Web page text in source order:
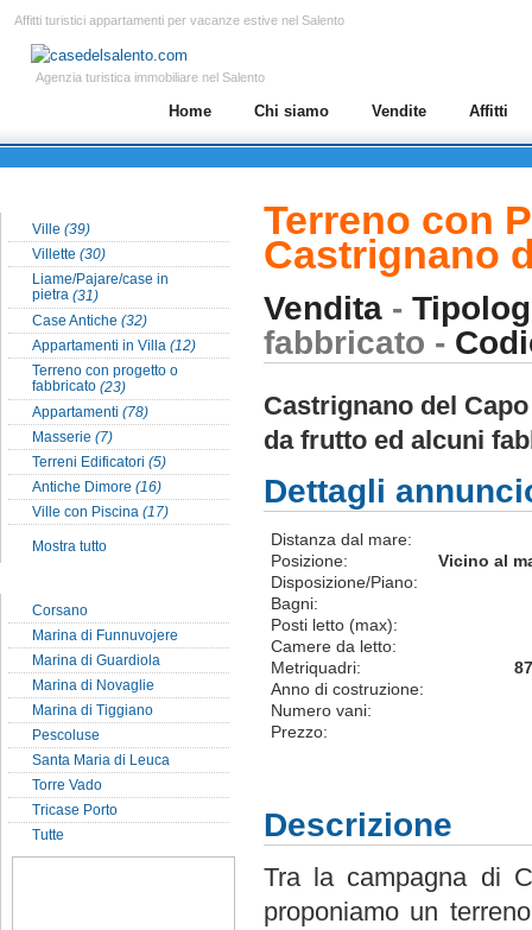
Affitti turistici appartamenti per vacanze estive nel Salento
Agenzia turistica immobiliare nel Salento
Home Chi siamo Vendite Affitti
Ville (39)
Villette (30)
Liame/Pajare/case in
pietra (31)
Case Antiche (32)
Appartamenti in Villa (12)
Terreno con progetto o
fabbricato (23)
Appartamenti (78)
Masserie (7)
Terreni Edificatori (5)
Antiche Dimore (16)
Ville con Piscina (17)
Mostra tutto
Corsano
Marina di Funnuvojere
Marina di Guardiola
Marina di Novaglie
Marina di Tiggiano
Pescoluse
Santa Maria di Leuca
Torre Vado
Tricase Porto
Tutte
Terreno con
Castrignano
Vendita -
fabbricato -
Castrignano del
da frutto ed alcuni
Dettagli
Distanza dal mare:
Posizione:
Vicino al
Disposizione/Piano:
Bagni:
Posti letto (max):
Camere da letto:
Metriquadri:
Anno di costruzione:
Numero vani:
Prezzo:
Descrizione
Tra la campagna di
proponiamo un